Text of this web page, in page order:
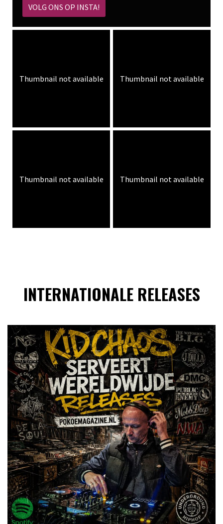
VOLG ONS OP INSTA!
Thumbnail not available Thumbnail not available
Thumbnail not available Thumbnail not available
INTERNATIONALE RELEASES